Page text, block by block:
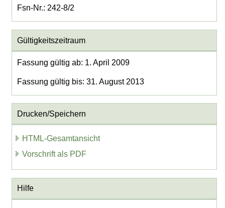
Fsn-Nr.: 242-8/2
Gültigkeitszeitraum
Fassung gültig ab: 1. April 2009
Fassung gültig bis: 31. August 2013
Drucken/Speichern
HTML-Gesamtansicht
Vorschrift als PDF
Hilfe